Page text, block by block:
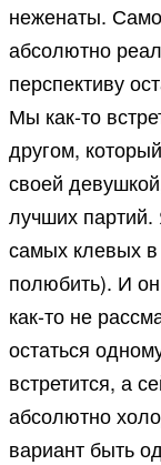
неженаты.
абсолютно
перспективу
Мы как-то
другом,
своей
лучших
самых клевых
полюбить). И
как-то не
остаться
встретится, а
абсолютно
вариант быть